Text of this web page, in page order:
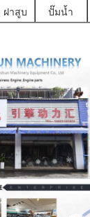
คุณภาพ
กินส์
ฝาสูบ ปั๊มน้ำ
วกรอง เสริมเครื่อง
ยนต์อื่นๆ
จำหน่าย
วาล์ว
ชุดประกอบ
มอเตอร์ท่อง
เที่ยว